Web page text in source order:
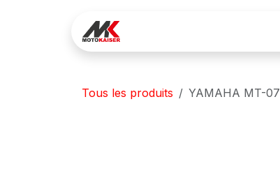
Tous les produits YAMAHA MT-07